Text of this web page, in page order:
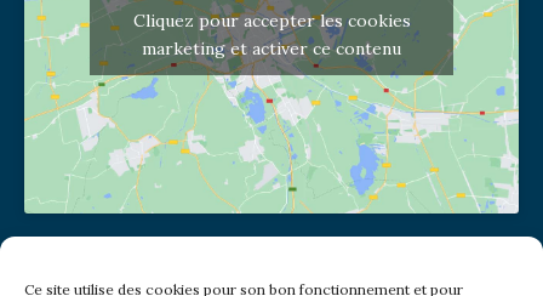
Ce site utilise des cookies pour son bon fonctionnement et pour
Cliquez pour accepter les cookies
marketing et activer ce contenu